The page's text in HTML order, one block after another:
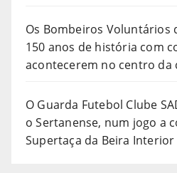
Os Bombeiros Voluntários
150 anos de história com
acontecerem no centro da
O Guarda Futebol Clube
o Sertanense, num jogo a
Supertaça da Beira Interior